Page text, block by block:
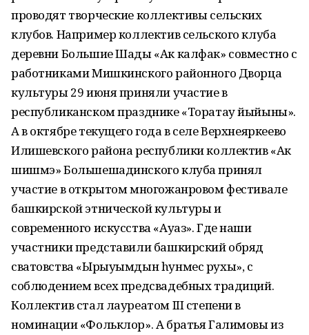
проводят творческие коллективы сельских
клубов. Например коллектив сельского клуба
деревни Большие Шады «Ак калфак» совместно с
работниками Мишкинского районного Дворца
культуры 29 июня приняли участие в
республиканском празднике «Торатау йыйыны».
А в октябре текущего года в селе Верхнеяркеево
Илишевского района республики коллектив «Ак
шишмэ» Большешадинского клуба принял
участие в открытом многожанровом фестивале
башкирской этнической культуры и
современного искусства «Ауаз». Где наши
участники представили башкирский обряд
сватовства «Ырыуымдын hунмес рухы», с
соблюдением всех предсвадебных традиций.
Коллектив стал лауреатом III степени в
номинации «Фольклор». А братья Галимовы из